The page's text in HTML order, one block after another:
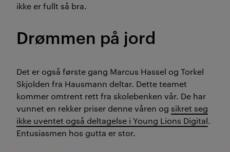
ikke er fullt så bra.
Drømmen på jord
Det er også første gang Marcus Hassel og Torkel
Skjolden fra Hausmann deltar. Dette teamet
kommer omtrent rett fra skolebenken vår. De har
vunnet en rekker priser denne våren og sikret seg
ikke uventet også deltagelse i Young Lions Digital.
Entusiasmen hos gutta er stor.